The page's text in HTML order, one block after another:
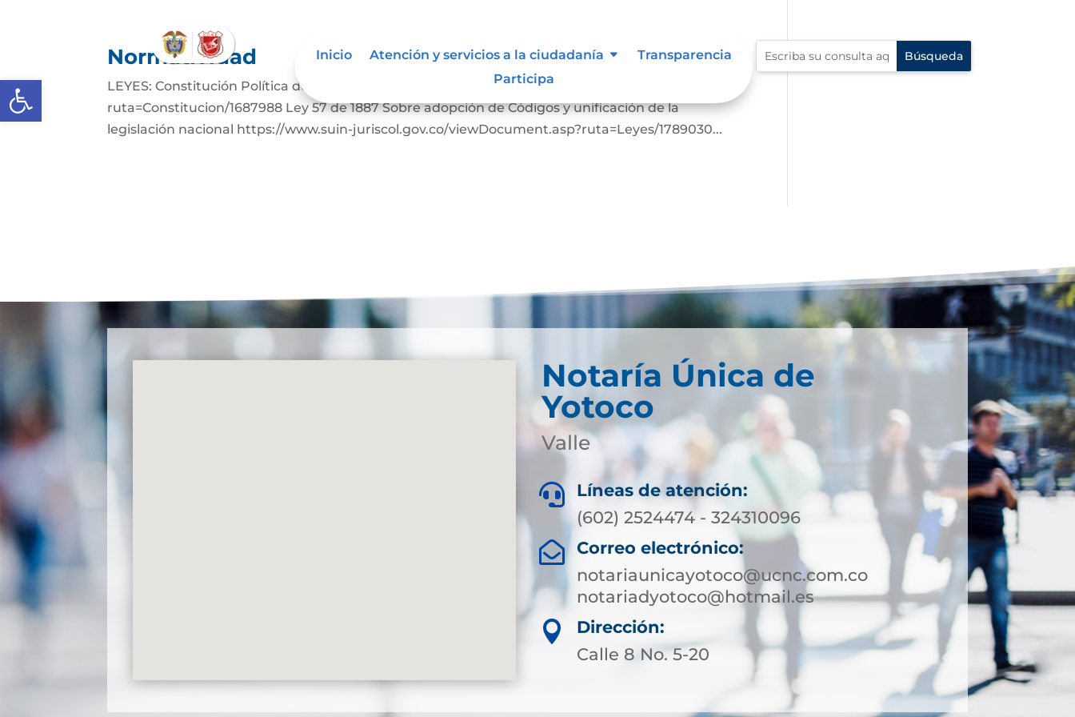
Abrir barra de herramientas
Inicio Atención y servicios a la ciudadanía
Transparencia
Participa
Normatividad
LEYES: Constitución Política de Colombia. https://www.suin-juriscol.gov.co/viewDocument.asp?
ruta=Constitucion/1687988 Ley 57 de 1887 Sobre adopción de Códigos y unificación de la
legislación nacional https://www.suin-juriscol.gov.co/viewDocument.asp?ruta=Leyes/1789030...
Notaría Única de
Yotoco
Valle

Líneas de atención:
(602) 2524474 - 324310096

Correo electrónico:
notariaunicayotoco@ucnc.com.co
notariadyotoco@hotmail.es

Dirección:
Calle 8 No. 5-20